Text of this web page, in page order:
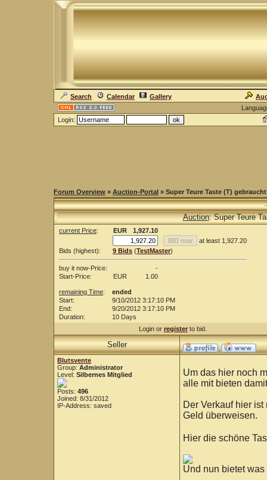
Search Calendar Gallery
Login:
Forum Overview » Auction-Portal » Super Teure Taste (T)
Auction: Super Teure
current Price: EUR
1,927.10
at least 1,927.20
Bids (highest):
9 Bids (TestMaster)
buy it now-Price:
-
Start-Price:
EUR 1.00
remaining Time:
ended
Start:
9/10/2012 3:17:10 PM
End:
9/20/2012 3:17:10 PM
Duration:
10 Days
Login or register to bid.
Seller
Blutsvente
Group: Administrator
Level: Silbernes Mitglied
Posts: 496
Joined: 8/31/2012
IP-Address: saved
Um das hier noch
alle mit bieten
Der Verkauf hier
Geld überweisen.
Hier die schöne
Und nun bietet